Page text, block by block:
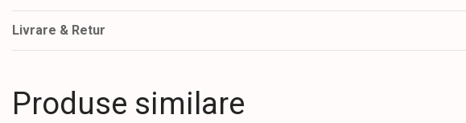
Livrare & Retur
Produse similare